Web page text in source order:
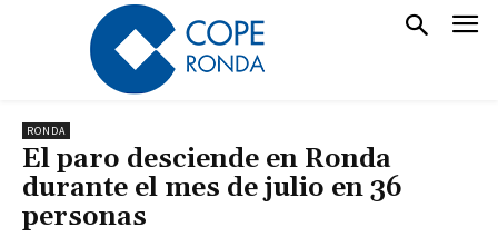
RONDA
El paro desciende en Ronda
durante el mes de julio en 36
personas